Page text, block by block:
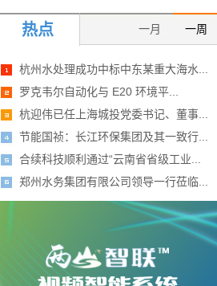
热点 一周
一月
杭州水处理成功中标中东某重大海水...
罗克韦尔自动化与 E20 环境平...
杭迎伟已任上海城投党委书记、董事...
节能国祯：长江环保集团及其一致行...
合续科技顺利通过“云南省省级工业...
郑州水务集团有限公司领导一行莅临...